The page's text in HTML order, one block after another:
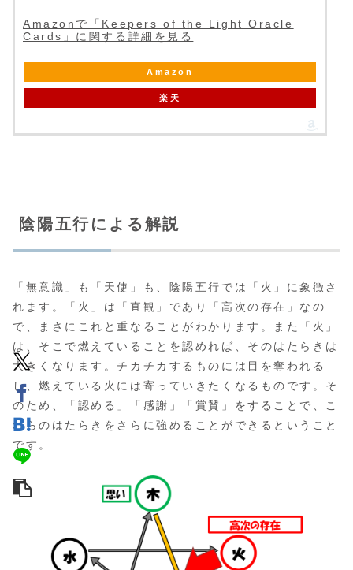
Amazonで「Keepers of the Light Oracle
Cards」に関する詳細を見る
Amazon
楽天
陰陽五行による解説
「無意識」も「天使」も、陰陽五行では「火」に象徴さ
れます。「火」は「直観」であり「高次の存在」なの
で、まさにこれと重なることがわかります。また「火」
は、そこで燃えていることを認めれば、そのはたらきは
大きくなります。チカチカするものには目を奪われる
し、燃えている火には寄っていきたくなるものです。そ
のため、「認める」「感謝」「賞賛」をすることで、こ
れらのはたらきをさらに強めることができるということ
です。